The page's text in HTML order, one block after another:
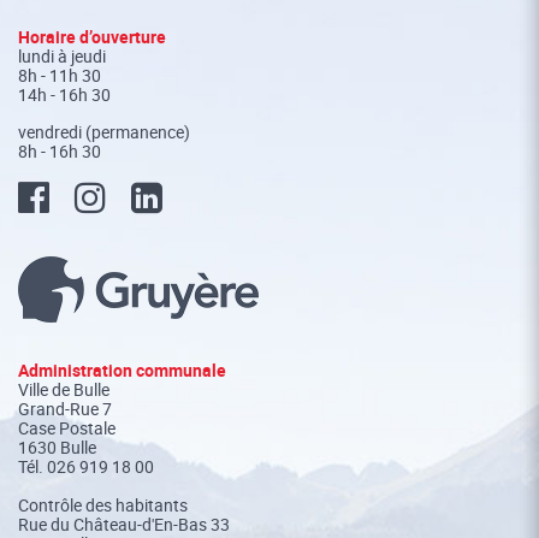
Fusszeile
Horaire d’ouverture
lundi à jeudi
8h - 11h 30
14h - 16h 30
vendredi (permanence)
8h - 16h 30
Administration communale
Ville de Bulle
Grand-Rue 7
Case Postale
1630 Bulle
Tél. 026 919 18 00
Contrôle des habitants
Rue du Château-d'En-Bas 33